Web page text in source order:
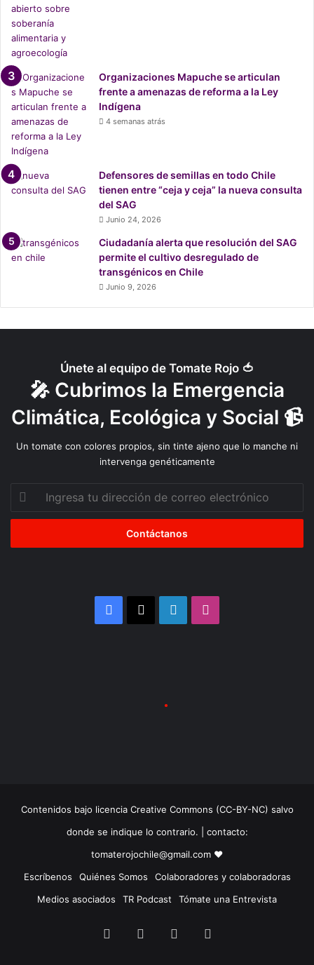
Organizaciones Mapuche se articulan
frente a amenazas de reforma a la Ley
Indígena
4 semanas atrás
Defensores de semillas en todo Chile
tienen entre “ceja y ceja” la nueva consulta
del SAG
Junio 24, 2026
Ciudadanía alerta que resolución del SAG
permite el cultivo desregulado de
transgénicos en Chile
Junio 9, 2026
Únete al equipo de Tomate Rojo 🍅
🎤 Cubrimos la Emergencia
Climática, Ecológica y Social 📹
Un tomate con colores propios, sin tinte ajeno que lo manche ni
intervenga genéticamente
Ingresa
dirección
correo
Facebook LinkedIn
Contenidos bajo licencia Creative Commons (CC-BY-NC) salvo
donde se indique lo contrario. | contacto:
tomaterojochile@gmail.com ♥
Escríbenos
Quiénes Somos
Colaboradores y colaboradoras
Medios asociados
TR Podcast Tómate una Entrevista
Facebook LinkedIn